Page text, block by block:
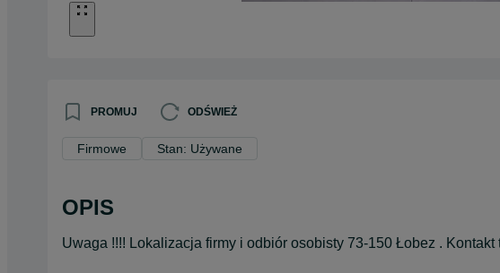
PROMUJ ODŚWIEŻ
Firmowe Stan: Używane
OPIS
Uwaga !!!! Lokalizacja firmy i odbiór osobisty 73-150 Łobez .